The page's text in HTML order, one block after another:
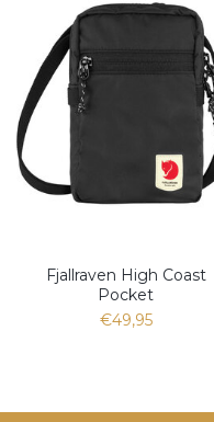
Fjallraven High Coast
Pocket
€49,95